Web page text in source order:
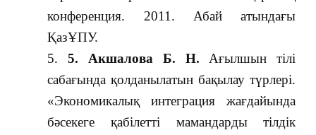
конференция. 2011. Абай атындағы
ҚазҰПУ.
5.
Акшалова Б. Н. Ағылшын тілі
сабағында қолданылатын бақылау түрлері.
«Экономикалық интеграция жағдайында
бәсекеге қабілетті мамандарды тілдік